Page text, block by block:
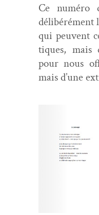
Ce numéro
délibéré­ment
qui peu­vent
tiques,
pour nous
mais d’une